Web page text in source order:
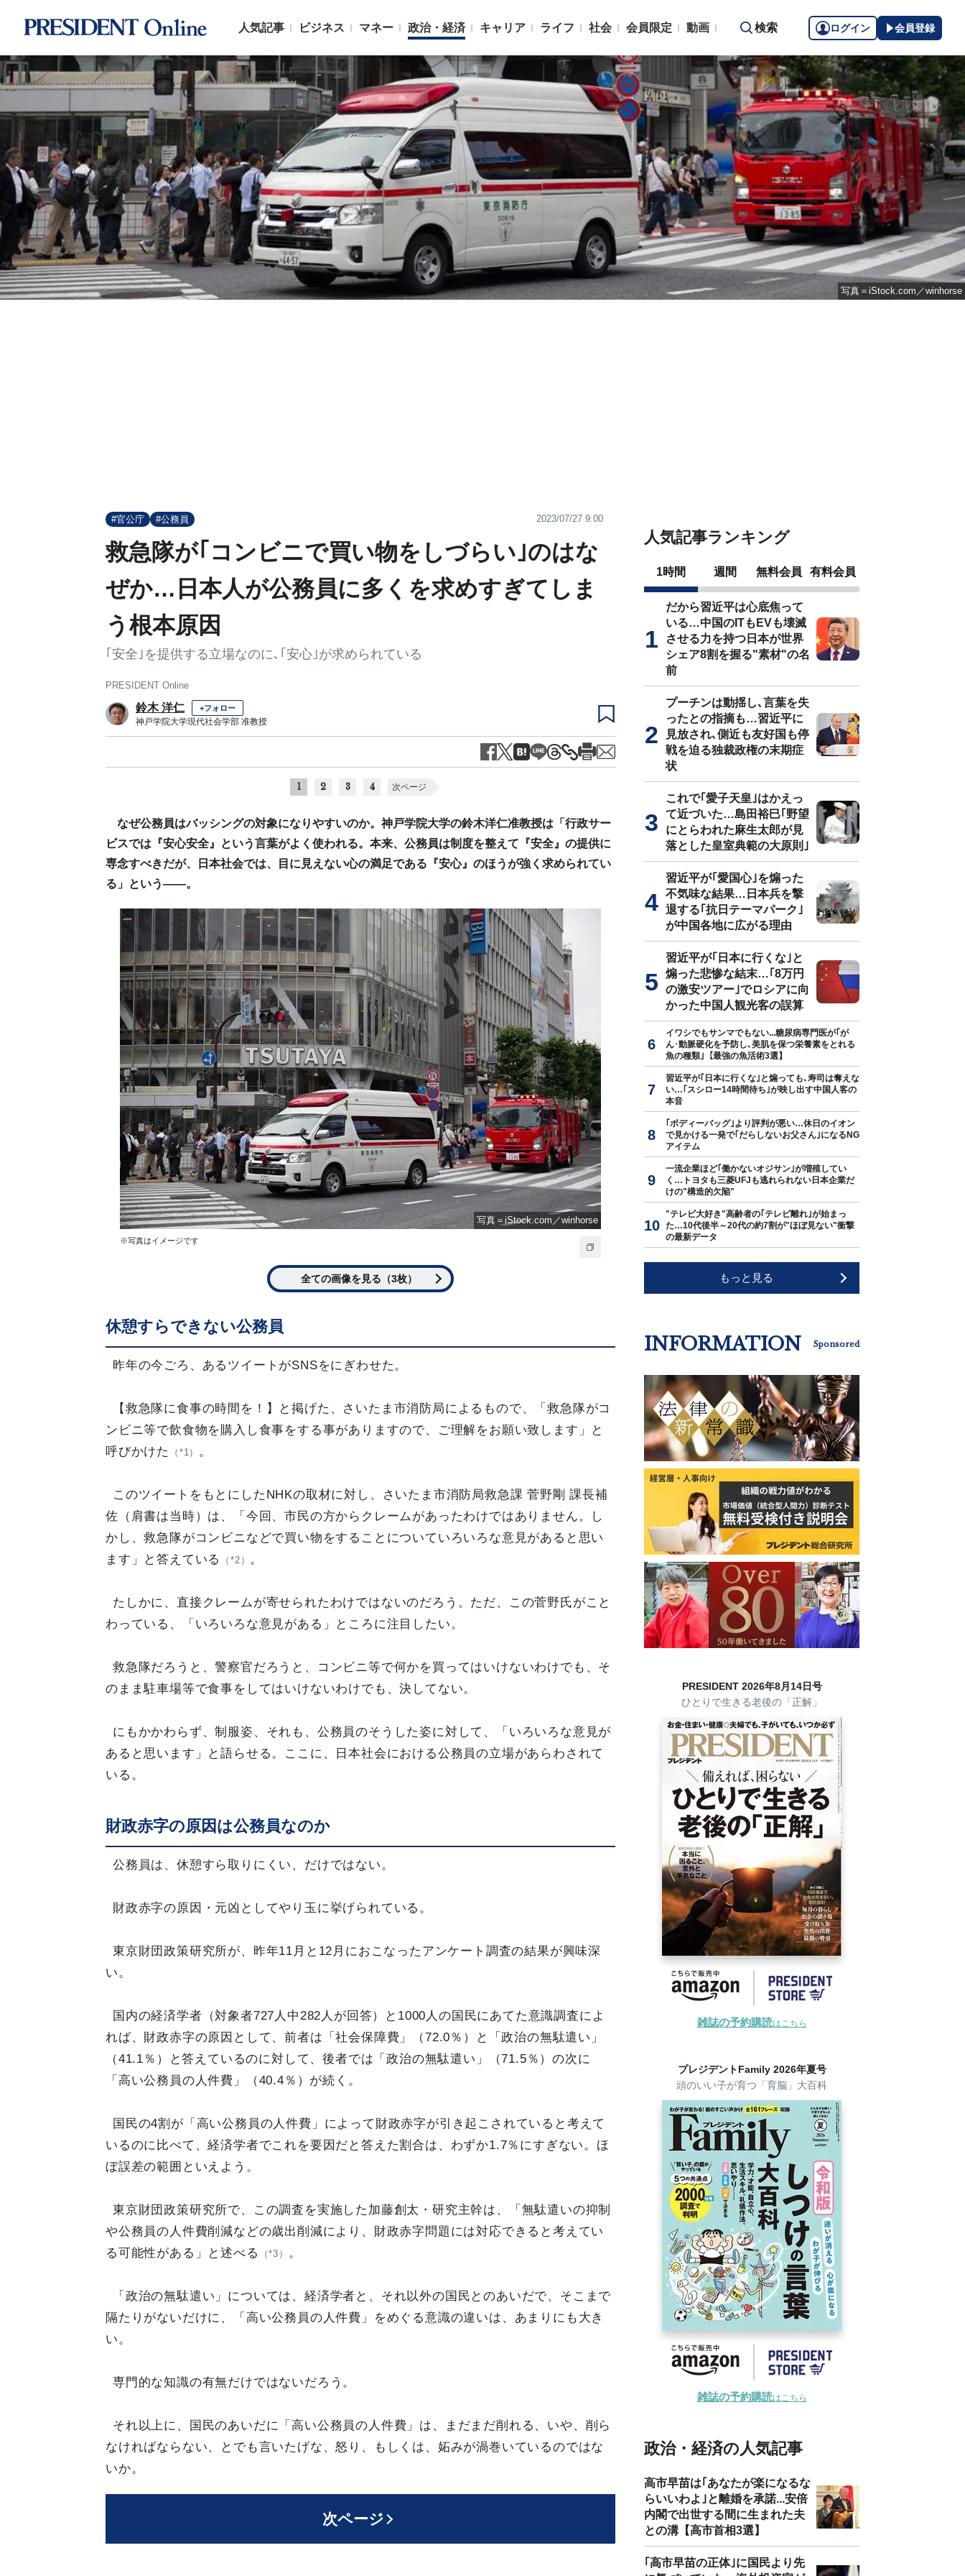
人気記事 ビジネス マネー 政治・経済 キャリア ライフ 社会 会員限定 動画 検索 ログイン 会員登録
写真＝iStock.com／winhorse
#官公庁 #公務員 2023/07/27 9:00
救急隊が｢コンビニで買い物をしづらい｣のはな
ぜか…日本人が公務員に多くを求めすぎてしま
う根本原因
｢安全｣を提供する立場なのに､｢安心｣が求められている
PRESIDENT Online
鈴木 洋仁 +フォロー
神戸学院大学現代社会学部 准教授
1 2 3 4 次ページ
なぜ公務員はバッシングの対象になりやすいのか。神戸学院大学の鈴木洋仁准教授は「行政サー
ビスでは『安心安全』という言葉がよく使われる。本来、公務員は制度を整えて『安全』の提供に
専念すべきだが、日本社会では、目に見えない心の満足である『安心』のほうが強く求められてい
る」という――。
写真＝iStock.com／winhorse
※写真はイメージです
全ての画像を見る（3枚）
休憩すらできない公務員
昨年の今ごろ、あるツイートがSNSをにぎわせた。
【救急隊に食事の時間を！】と掲げた、さいたま市消防局によるもので、「救急隊がコ
ンビニ等で飲食物を購入し食事をする事がありますので、ご理解をお願い致します」と
呼びかけた
（*1） 。
このツイートをもとにしたNHKの取材に対し、さいたま市消防局救急課 菅野剛 課長補
佐（肩書は当時）は、「今回、市民の方からクレームがあったわけではありません。し
かし、救急隊がコンビニなどで買い物をすることについていろいろな意見があると思い
ます」と答えている
（*2） 。
たしかに、直接クレームが寄せられたわけではないのだろう。ただ、この菅野氏がこと
わっている、「いろいろな意見がある」ところに注目したい。
救急隊だろうと、警察官だろうと、コンビニ等で何かを買ってはいけないわけでも、そ
のまま駐車場等で食事をしてはいけないわけでも、決してない。
にもかかわらず、制服姿、それも、公務員のそうした姿に対して、「いろいろな意見が
あると思います」と語らせる。ここに、日本社会における公務員の立場があらわされて
いる。
財政赤字の原因は公務員なのか
公務員は、休憩すら取りにくい、だけではない。
財政赤字の原因・元凶としてやり玉に挙げられている。
東京財団政策研究所が、昨年11月と12月におこなったアンケート調査の結果が興味深
い。
国内の経済学者（対象者727人中282人が回答）と1000人の国民にあてた意識調査によ
れば、財政赤字の原因として、前者は「社会保障費」（72.0％）と「政治の無駄遣い」
（41.1％）と答えているのに対して、後者では「政治の無駄遣い」（71.5％）の次に
「高い公務員の人件費」（40.4％）が続く。
国民の4割が「高い公務員の人件費」によって財政赤字が引き起こされていると考えて
いるのに比べて、経済学者でこれを要因だと答えた割合は、わずか1.7％にすぎない。ほ
ぼ誤差の範囲といえよう。
東京財団政策研究所で、この調査を実施した加藤創太・研究主幹は、「無駄遣いの抑制
や公務員の人件費削減などの歳出削減により、財政赤字問題には対応できると考えてい
る可能性がある」と述べる
（*3） 。
「政治の無駄遣い」については、経済学者と、それ以外の国民とのあいだで、そこまで
隔たりがないだけに、「高い公務員の人件費」をめぐる意識の違いは、あまりにも大き
い。
専門的な知識の有無だけではないだろう。
それ以上に、国民のあいだに「高い公務員の人件費」は、まだまだ削れる、いや、削ら
なければならない、とでも言いたげな、怒り、もしくは、妬みが渦巻いているのではな
いか。
次ページ
人気記事ランキング
1時間 週間 無料会員 有料会員
だから習近平は心底焦って
いる…中国のITもEVも壊滅
させる力を持つ日本が世界
シェア8割を握る"素材"の名
前
プーチンは動揺し､言葉を失
ったとの指摘も…習近平に
見放され､側近も友好国も停
戦を迫る独裁政権の末期症
状
これで｢愛子天皇｣はかえっ
て近づいた…島田裕巳｢野望
にとらわれた麻生太郎が見
落とした皇室典範の大原則｣
習近平が｢愛国心｣を煽った
不気味な結果…日本兵を撃
退する｢抗日テーマパーク｣
が中国各地に広がる理由
習近平が｢日本に行くな｣と
煽った悲惨な結末…｢8万円
の激安ツアー｣でロシアに向
かった中国人観光客の誤算
イワシでもサンマでもない...糖尿病専門医が｢が
ん･動脈硬化を予防し､美肌を保つ栄養素をとれる
魚の種類｣【最強の魚活術3選】
習近平が｢日本に行くな｣と煽っても､寿司は奪えな
い…｢スシロー14時間待ち｣が映し出す中国人客の
本音
｢ボディーバッグ｣より評判が悪い…休日のイオン
で見かける一発で｢だらしないお父さん｣になるNG
アイテム
一流企業ほど｢働かないオジサン｣が増殖してい
く…トヨタも三菱UFJも逃れられない日本企業だ
けの"構造的欠陥"
"テレビ大好き"高齢者の｢テレビ離れ｣が始まっ
た…10代後半～20代の約7割が"ほぼ見ない"衝撃
の最新データ
もっと見る
INFORMATION Sponsored
PRESIDENT 2026年8月14日号
ひとりで生きる老後の「正解」
雑誌の予約購読はこちら
プレジデントFamily 2026年夏号
頭のいい子が育つ「育脳」大百科
雑誌の予約購読はこちら
政治・経済の人気記事
高市早苗は｢あなたが楽になるな
らいいわよ｣と離婚を承諾...安倍
内閣で出世する間に生まれた夫
との溝【高市首相3選】
｢高市早苗の正体｣に国民より先